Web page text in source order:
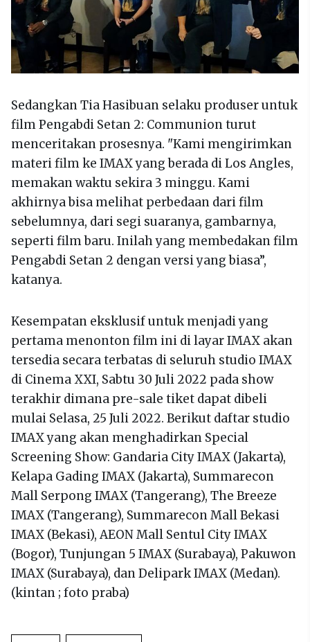
Sedangkan Tia Hasibuan selaku produser untuk
film Pengabdi Setan 2: Communion turut
menceritakan prosesnya. "Kami mengirimkan
materi film ke IMAX yang berada di Los Angles,
memakan waktu sekira 3 minggu. Kami
akhirnya bisa melihat perbedaan dari film
sebelumnya, dari segi suaranya, gambarnya,
seperti film baru. Inilah yang membedakan film
Pengabdi Setan 2 dengan versi yang biasa”,
katanya.
Kesempatan eksklusif untuk menjadi yang
pertama menonton film ini di layar IMAX akan
tersedia secara terbatas di seluruh studio IMAX
di Cinema XXI, Sabtu 30 Juli 2022 pada show
terakhir dimana pre-sale tiket dapat dibeli
mulai Selasa, 25 Juli 2022. Berikut daftar studio
IMAX yang akan menghadirkan Special
Screening Show: Gandaria City IMAX (Jakarta),
Kelapa Gading IMAX (Jakarta), Summarecon
Mall Serpong IMAX (Tangerang), The Breeze
IMAX (Tangerang), Summarecon Mall Bekasi
IMAX (Bekasi), AEON Mall Sentul City IMAX
(Bogor), Tunjungan 5 IMAX (Surabaya), Pakuwon
IMAX (Surabaya), dan Delipark IMAX (Medan).
(kintan ; foto praba)